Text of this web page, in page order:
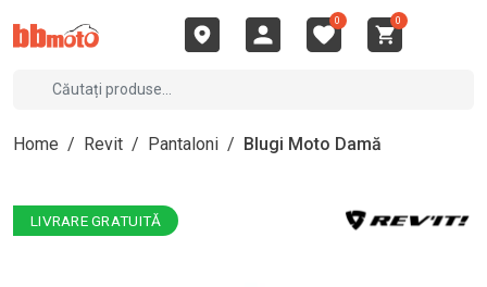
0 0
Home / Revit / Pantaloni / Blugi Moto Damă
LIVRARE GRATUITĂ